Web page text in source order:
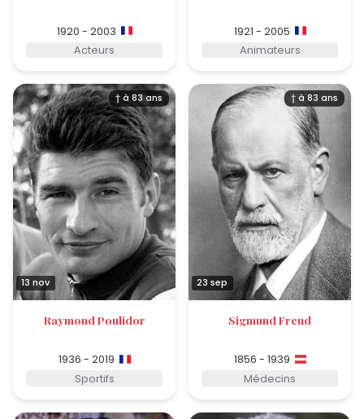
1920 - 2003
Acteurs
1921 - 2005
Animateurs
† à 83 ans
13 nov
Raymond Poulidor
1936 - 2019
Sportifs
† à 83 ans
23 sep
Sigmund Freud
1856 - 1939
Médecins